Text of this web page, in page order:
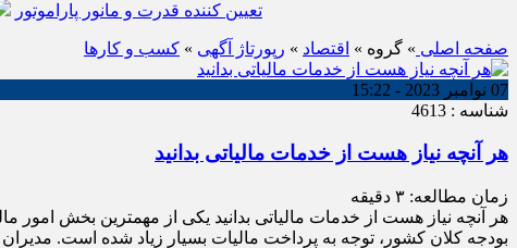
تعیین کننده قدرت و مانور پاراموتور
صفحه اصلی » گروه » اقتصاد » رپورتاژ آگهی » کسب و کارها
07 نوامبر 2023 - 15:22
شناسه : 4613
هر آنچه نیاز هست از خدمات مالیاتی بدانید
زمان مطالعه: ۳ دقیقه
هر آنچه نیاز هست از خدمات مالیاتی بدانید یکی از مهمترین بخش
بودجه کلان کشور، توجه به پرداخت مالیات بسیار زیاد شده است.